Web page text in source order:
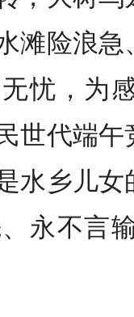
滩险浪
忧，为
世代端
水乡儿
永不言